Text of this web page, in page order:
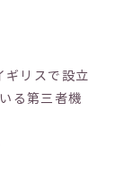
ギリスで設立
る第三者機